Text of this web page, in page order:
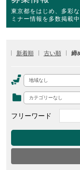
東京都をはじめ、多彩
ミナー情報を多数掲載中
新着順 古い順 締
地域なし
カテゴリーなし
フリーワード